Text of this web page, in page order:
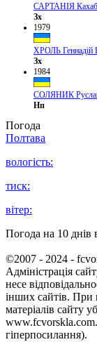
САРТАНІЯ
Зх
1979
ХРОЛЬ Геннадій
Зх
1984
СОЛЯНИК
Нп
Погода
Полтава
вологість:
тиск:
вітер:
Погода на 10 днів
©2007 - 2024 -
Адміністрація
несе
інших сайтів. При
матеріалів сайту
гіперпосилання).